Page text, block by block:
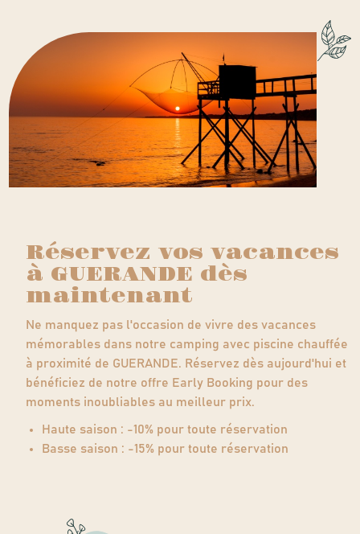
Réservez vos vacances
à GUERANDE dès
maintenant
Ne manquez pas l'occasion de vivre des vacances
mémorables dans notre camping avec piscine chauffée
à proximité de GUERANDE. Réservez dès aujourd'hui et
bénéficiez de notre offre Early Booking pour des
moments inoubliables au meilleur prix.
Haute saison : -10% pour toute réservation
Basse saison : -15% pour toute réservation